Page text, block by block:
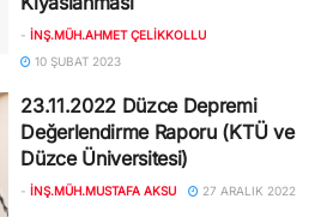
- İNŞ.MÜH.AHMET ÇELIKKOLLU
10 ŞUBAT 2023
23.11.2022 Düzce Depremi
Değerlendirme Raporu (KTÜ ve
Düzce Üniversitesi)
- İNŞ.MÜH.MUSTAFA AKSU 27 ARALIK 2022